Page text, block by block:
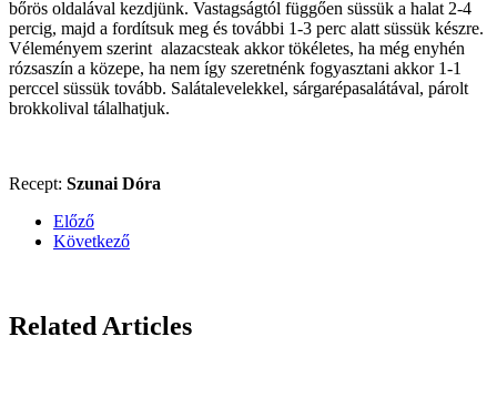
bőrös oldalával kezdjünk. Vastagságtól függően süssük a halat 2-4
percig, majd a fordítsuk meg és további 1-3 perc alatt süssük készre.
Véleményem szerint alazacsteak akkor tökéletes, ha még enyhén
rózsaszín a közepe, ha nem így szeretnénk fogyasztani akkor 1-1
perccel süssük tovább. Salátalevelekkel, sárgarépasalátával, párolt
brokkolival tálalhatjuk.
Recept: Szunai Dóra
Előző
Következő
Related Articles